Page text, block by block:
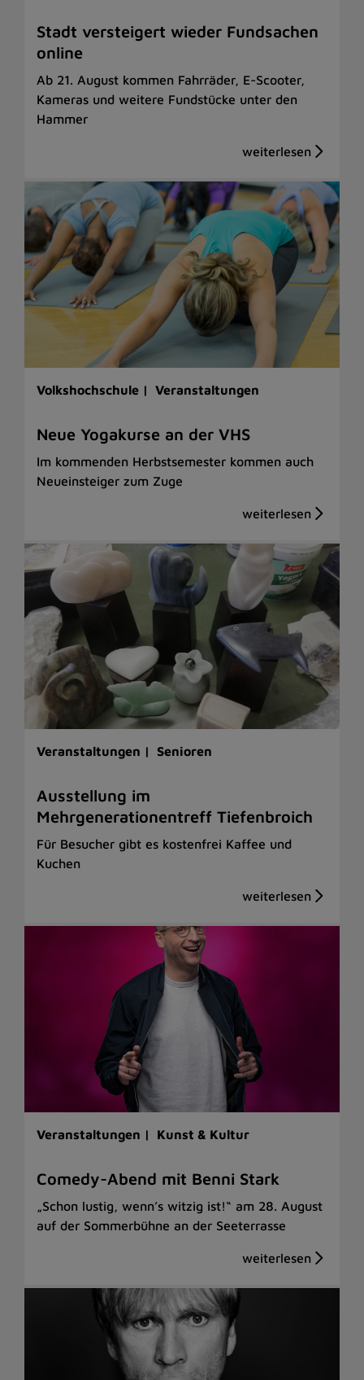
Stadt versteigert wieder Fundsachen
online
Ab 21. August kommen Fahrräder, E-Scooter,
Kameras und weitere Fundstücke unter den
Hammer
Volkshochschule | Veranstaltungen
Neue Yogakurse an der VHS
Im kommenden Herbstsemester kommen auch
Neueinsteiger zum Zuge
Veranstaltungen | Senioren
Ausstellung im
Mehrgenerationentreff Tiefenbroich
Für Besucher gibt es kostenfrei Kaffee und
Kuchen
Veranstaltungen | Kunst & Kultur
Comedy-Abend mit Benni Stark
„Schon lustig, wenn’s witzig ist!“ am 28. August
auf der Sommerbühne an der Seeterrasse